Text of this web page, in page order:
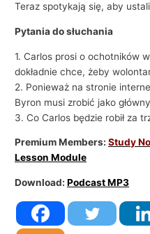
Teraz spotykają się, aby
Pytania do słuchania
1. Carlos prosi o ochotników
dokładnie chce, żeby
2. Ponieważ na stronie
Byron musi zrobić jako
3. Co Carlos będzie robił za
Premium Members:Study
Lesson Module
Download:Podcast MP3